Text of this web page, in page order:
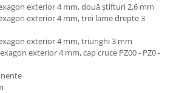
exterior 4 mm, două ştifturi 2,6 mm
exterior 4 mm, trei lame drepte 3
exterior 4 mm, triunghi 3 mm
exterior 4 mm, cap cruce PZ00 - PZ0 -